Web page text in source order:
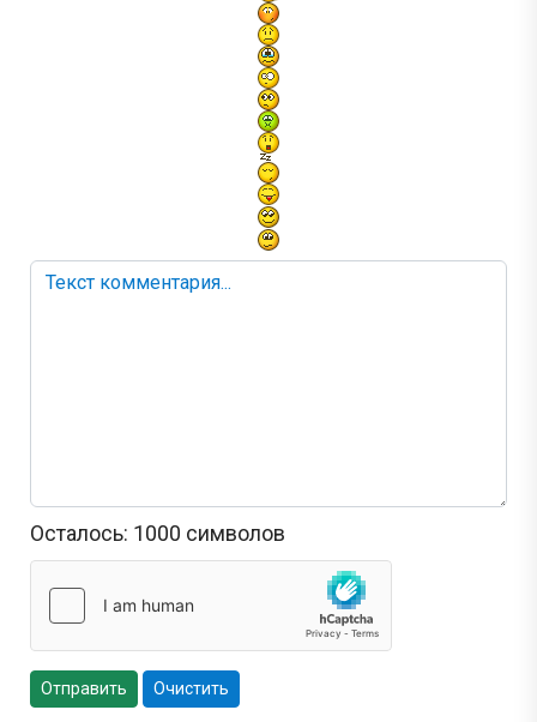
Осталось: 1000 символов
Отправить Очистить